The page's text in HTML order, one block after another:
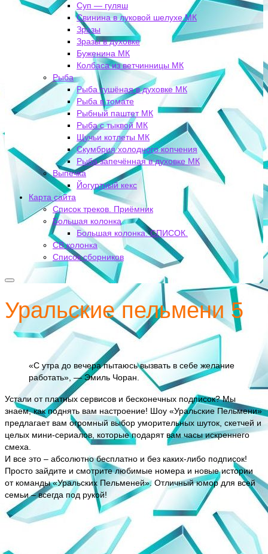
Суп — гуляш
Свинина в луковой шелухе МК
Зразы
Зразы в духовке
Буженина МК
Колбаса из ветчинницы МК
Рыба
Рыба тушёная в духовке МК
Рыба в томате
Рыбный паштет МК
Рыба с тыквой МК
Щучьи котлеты МК
Скумбрия холодного копчения
Рыба запечённая в духовке МК
Выпечка
Йогуртный кекс
Карта сайта
Список треков. Приёмник
Большая колонка
Большая колонка. СПИСОК.
СВ колонка
Список сборников
Уральские пельмени 5
«С утра до вечера пытаюсь вызвать в себе желание
работать», — Эмиль Чоран.
Устали от платных сервисов и бесконечных подписок? Мы
знаем, как поднять вам настроение! Шоу «Уральские Пельмени»
предлагает вам огромный выбор уморительных шуток, скетчей и
целых мини-сериалов, которые подарят вам часы искреннего
смеха.
И все это – абсолютно бесплатно и без каких-либо подписок!
Просто зайдите и смотрите любимые номера и новые истории
от команды «Уральских Пельменей». Отличный юмор для всей
семьи – всегда под рукой!